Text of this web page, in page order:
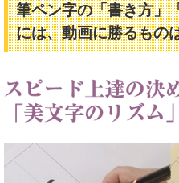
筆ペン字の「書き方」
には、動画に勝るもの